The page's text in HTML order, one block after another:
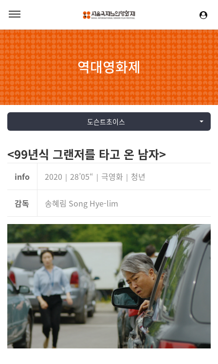
역대영화제
도슨트초이스
<99년식 그랜저를 타고 온 남자>
info 2020｜28’05“｜극영화｜청년
감독 송혜림 Song Hye-lim